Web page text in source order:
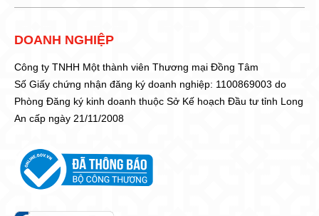
DOANH NGHIỆP
Công ty TNHH Một thành viên Thương mại Đồng Tâm
Số Giấy chứng nhận đăng ký doanh nghiệp: 1100869003 do
Phòng Đăng ký kinh doanh thuộc Sở Kế hoạch Đầu tư tỉnh Long
An cấp ngày 21/11/2008